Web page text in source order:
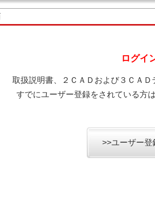
ログイ
取扱説明書、２ＣＡＤおよび３ＣＡ
すでにユーザー登録をされている方
>>ユーザー